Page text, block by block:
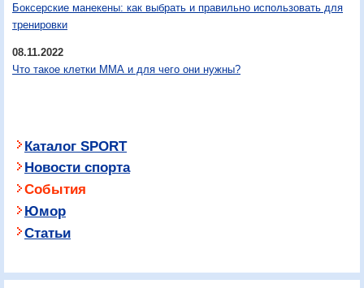
Боксерские манекены: как выбрать и правильно использовать для
тренировки
08.11.2022
Что такое клетки ММА и для чего они нужны?
Каталог SPORT
Новости спорта
События
Юмор
Статьи